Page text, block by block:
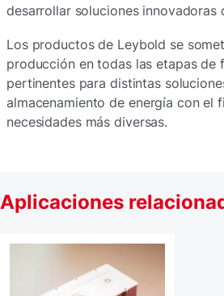
desarrollar soluciones innovadoras
Los productos de Leybold se
producción en todas las etapas de
pertinentes para distintas
almacenamiento de energía con el
necesidades más diversas.
Aplicaciones